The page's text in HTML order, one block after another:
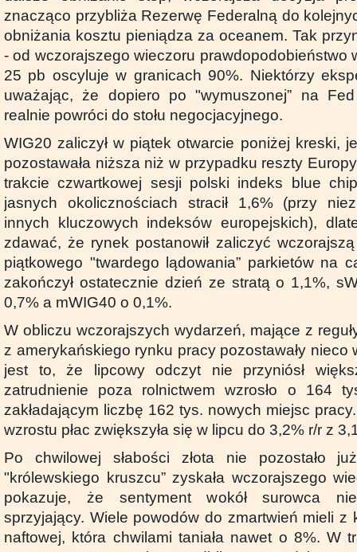
znacząco przybliża Rezerwę Federalną do
obniżania kosztu pieniądza za oceanem. Tak
- od wczorajszego wieczoru prawdopodobieństwo
25 pb oscyluje w granicach 90%. Niektórzy
uważając, że dopiero po "wymuszonej” na
realnie powróci do stołu negocjacyjnego.
WIG20 zaliczył w piątek otwarcie poniżej kreski,
pozostawała niższa niż w przypadku reszty
trakcie czwartkowej sesji polski indeks blue
jasnych okolicznościach stracił 1,6% (przy
innych kluczowych indeksów europejskich),
zdawać, że rynek postanowił zaliczyć
piątkowego "twardego lądowania” parkietów na
zakończył ostatecznie dzień ze stratą o 1,1%,
0,7% a mWIG40 o 0,1%.
W obliczu wczorajszych wydarzeń, mające z
z amerykańskiego rynku pracy pozostawały nieco
jest to, że lipcowy odczyt nie przyniósł
zatrudnienie poza rolnictwem wzrosło o 164
zakładającym liczbę 162 tys. nowych miejsc
wzrostu płac zwiększyła się w lipcu do 3,2% r/r z
Po chwilowej słabości złota nie pozostało
"królewskiego kruszcu” zyskała wczorajszego
pokazuje, że sentyment wokół surowca
sprzyjający. Wiele powodów do zmartwień mieli z
naftowej, która chwilami taniała nawet o 8%. W